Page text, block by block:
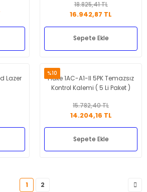
18.825,41 TL
16.942,87 TL
Sepete Ekle
Lazer
%10
Fluke 1AC-A1-II 5PK Temazsız
Kontrol Kalemi ( 5 Li Paket )
15.782,40 TL
14.204,16 TL
Sepete Ekle
1 2